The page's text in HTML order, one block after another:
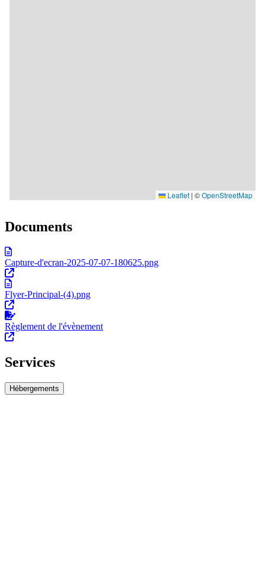
Documents
Capture-d'ecran-2025-07-07-180625.png
Flyer-Principal-(4).png
Règlement de l'évènement
Services
Hébergements